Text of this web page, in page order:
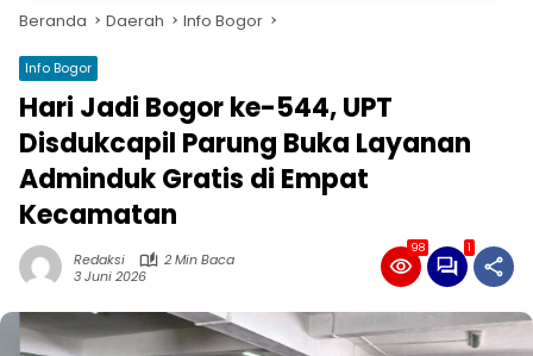
Beranda Daerah Info Bogor
Info Bogor
Hari Jadi Bogor ke-544, UPT
Disdukcapil Parung Buka Layanan
Adminduk Gratis di Empat
Kecamatan
Redaksi
2 Min Baca
3 Juni 2026
98 1